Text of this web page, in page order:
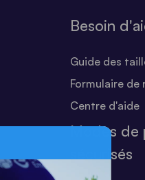
Besoin
Guide des
Formulaire
Centre d'aide
Modes de
sécurisés